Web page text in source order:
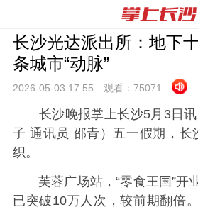
长沙光达派出所：地下
条城市“动脉”
2026-05-03 17:55 观看： 75071
长沙晚报掌上长沙5月3日讯
子 通讯员 邵青）五一假期，长
织。
芙蓉广场站，“零食王国”开
已突破10万人次，较前期翻倍